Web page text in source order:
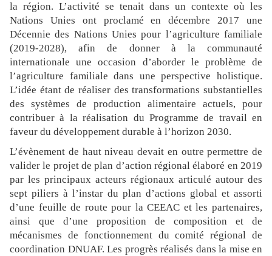
la région. L’activité se tenait dans un contexte où les
Nations Unies ont proclamé en décembre 2017 une
Décennie des Nations Unies pour l’agriculture familiale
(2019-2028), afin de donner à la communauté
internationale une occasion d’aborder le problème de
l’agriculture familiale dans une perspective holistique.
L’idée étant de réaliser des transformations substantielles
des systèmes de production alimentaire actuels, pour
contribuer à la réalisation du Programme de travail en
faveur du développement durable à l’horizon 2030.
L’évènement de haut niveau devait en outre permettre de
valider le projet de plan d’action régional élaboré en 2019
par les principaux acteurs régionaux articulé autour des
sept piliers à l’instar du plan d’actions global et assorti
d’une feuille de route pour la CEEAC et les partenaires,
ainsi que d’une proposition de composition et de
mécanismes de fonctionnement du comité régional de
coordination DNUAF. Les progrès réalisés dans la mise en